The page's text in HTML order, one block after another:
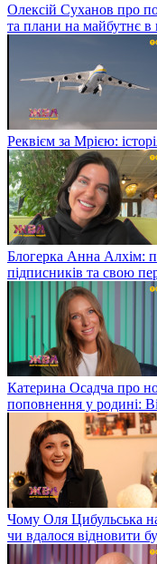
Олексій Суханов про
та плани на майбутнє в
Реквієм за Мрією:
Блогерка Анна Алхім:
підписників та свою
Катерина Осадча про
поповнення у родині:
Чому Оля Цибульська
чи вдалося відновити